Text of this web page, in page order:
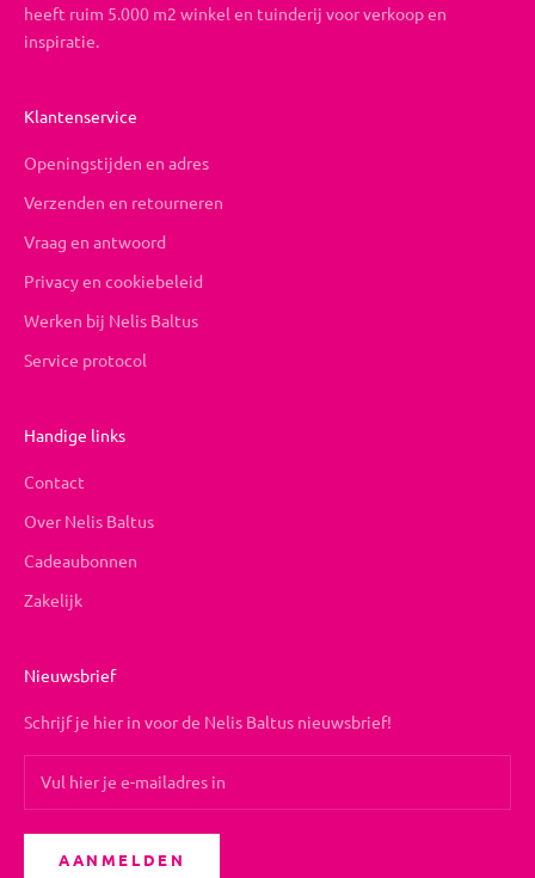
heeft ruim 5.000 m2 winkel en tuinderij voor verkoop en
inspiratie.
Klantenservice
Openingstijden en adres
Verzenden en retourneren
Vraag en antwoord
Privacy en cookiebeleid
Werken bij Nelis Baltus
Service protocol
Handige links
Contact
Over Nelis Baltus
Cadeaubonnen
Zakelijk
Nieuwsbrief
Schrijf je hier in voor de Nelis Baltus nieuwsbrief!
AANMELDEN